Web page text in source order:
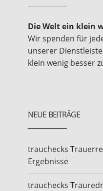
Die Welt ein klein
Wir spenden für
unserer
klein wenig besser
NEUE BEITRÄGE
trauchecks
Ergebnisse
trauchecks